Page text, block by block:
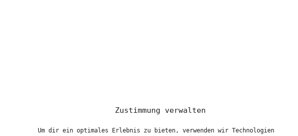
Zustimmung verwalten
Um dir ein optimales Erlebnis zu bieten, verwenden wir Technologien